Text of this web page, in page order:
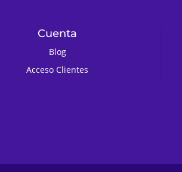
Cuenta
Blog
Acceso Clientes